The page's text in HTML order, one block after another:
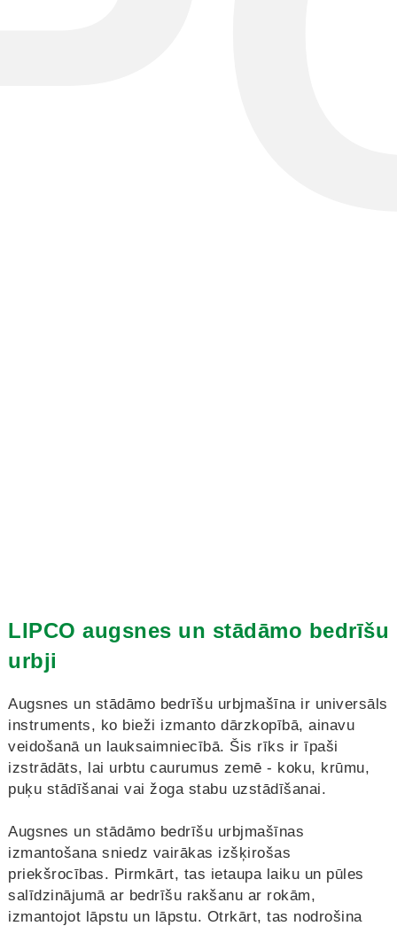
LIPCO augsnes un stādāmo bedrīšu
urbji
Augsnes un stādāmo bedrīšu urbjmašīna ir universāls
instruments, ko bieži izmanto dārzkopībā, ainavu
veidošanā un lauksaimniecībā. Šis rīks ir īpaši
izstrādāts, lai urbtu caurumus zemē - koku, krūmu,
puķu stādīšanai vai žoga stabu uzstādīšanai.
Augsnes un stādāmo bedrīšu urbjmašīnas
izmantošana sniedz vairākas izšķirošas
priekšrocības. Pirmkārt, tas ietaupa laiku un pūles
salīdzinājumā ar bedrīšu rakšanu ar rokām,
izmantojot lāpstu un lāpstu. Otrkārt, tas nodrošina